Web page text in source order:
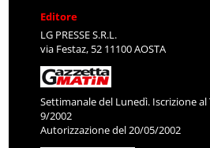
Editore
LG PRESSE S.R.L.
via Festaz, 52 11100 AOSTA
Settimanale del Lunedì. Iscrizione
9/2002
Autorizzazione del 20/05/2002